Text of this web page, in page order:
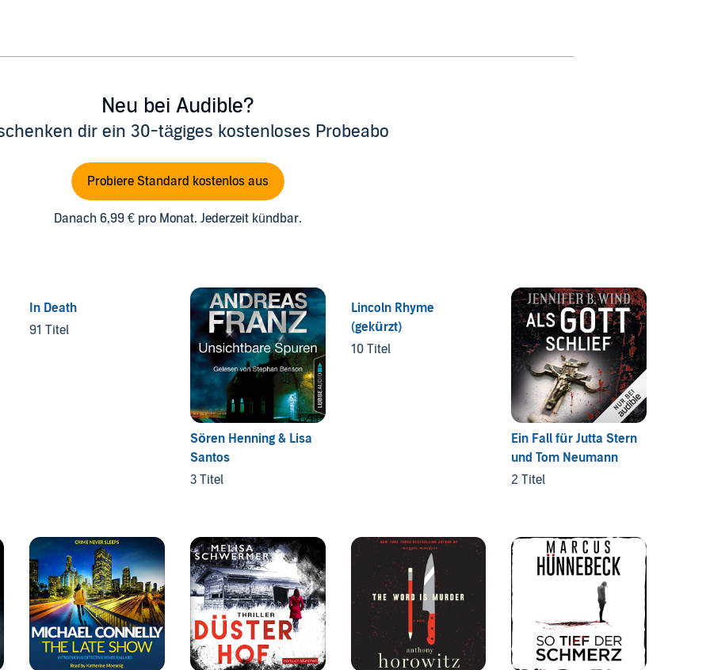
Neu bei Audible?
dir ein 30-tägiges kostenloses Probeabo
Probiere Standard kostenlos aus
Danach 6,99 € pro Monat. Jederzeit kündbar.
In Death
91 Titel
Sören Henning & Lisa
Santos
3 Titel
Lincoln Rhyme
(gekürzt)
10 Titel
Ein Fall für Jutta Stern
und Tom Neumann
2 Titel